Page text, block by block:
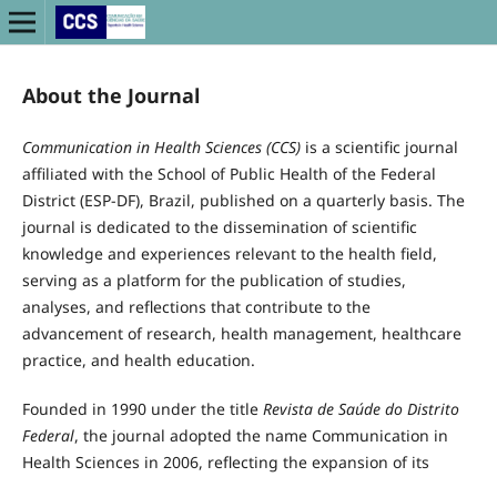
About the Journal
Communication in Health Sciences (CCS)is a scientific journal
affiliated with the School of Public Health of the Federal
District (ESP-DF), Brazil, published on a quarterly basis. The
journal is dedicated to the dissemination of scientific
knowledge and experiences relevant to the health field,
serving as a platform for the publication of studies,
analyses, and reflections that contribute to the
advancement of research, health management, healthcare
practice, and health education.
Founded in 1990 under the title Revista de Saúde do Distrito
Federal, the journal adopted the name Communication in
Health Sciences in 2006, reflecting the expansion of its